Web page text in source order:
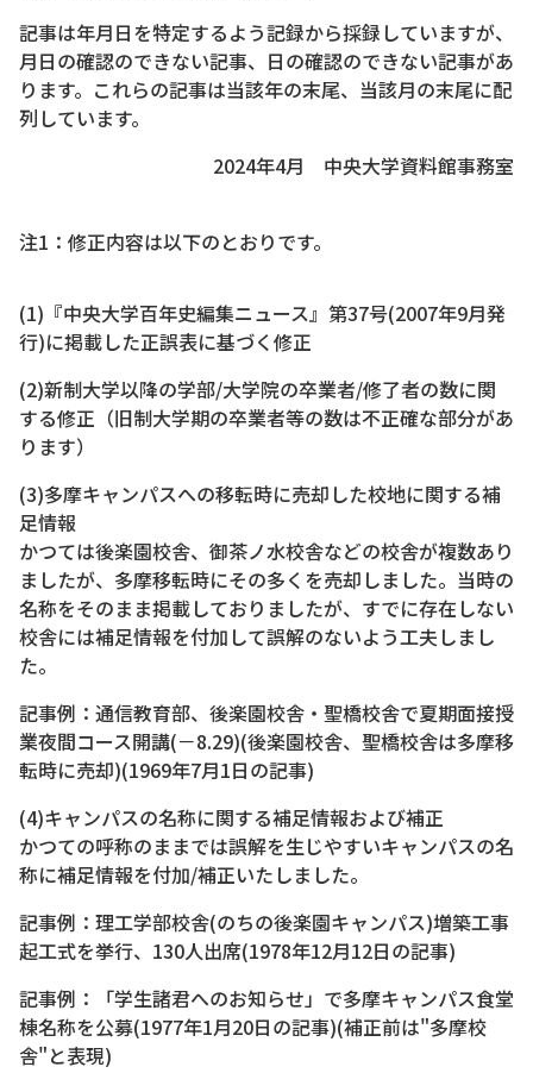
記事は年月日を特定するよう記録から採録していますが、
月日の確認のできない記事、日の確認のできない記事があ
ります。これらの記事は当該年の末尾、当該月の末尾に配
列しています。
2024年4月 中央大学資料館事務室
注1：修正内容は以下のとおりです。
(1)『中央大学百年史編集ニュース』第37号(2007年9月発
行)に掲載した正誤表に基づく修正
(2)新制大学以降の学部/大学院の卒業者/修了者の数に関
する修正（旧制大学期の卒業者等の数は不正確な部分があ
ります）
(3)多摩キャンパスへの移転時に売却した校地に関する補
足情報
かつては後楽園校舎、御茶ノ水校舎などの校舎が複数あり
ましたが、多摩移転時にその多くを売却しました。当時の
名称をそのまま掲載しておりましたが、すでに存在しない
校舎には補足情報を付加して誤解のないよう工夫しまし
た。
記事例：通信教育部、後楽園校舎・聖橋校舎で夏期面接授
業夜間コース開講(－8.29)(後楽園校舎、聖橋校舎は多摩移
転時に売却)(1969年7月1日の記事)
(4)キャンパスの名称に関する補足情報および補正
かつての呼称のままでは誤解を生じやすいキャンパスの名
称に補足情報を付加/補正いたしました。
記事例：理工学部校舎(のちの後楽園キャンパス)増築工事
起工式を挙行、130人出席(1978年12月12日の記事)
記事例：「学生諸君へのお知らせ」で多摩キャンパス食堂
棟名称を公募(1977年1月20日の記事)(補正前は"多摩校
舎"と表現)